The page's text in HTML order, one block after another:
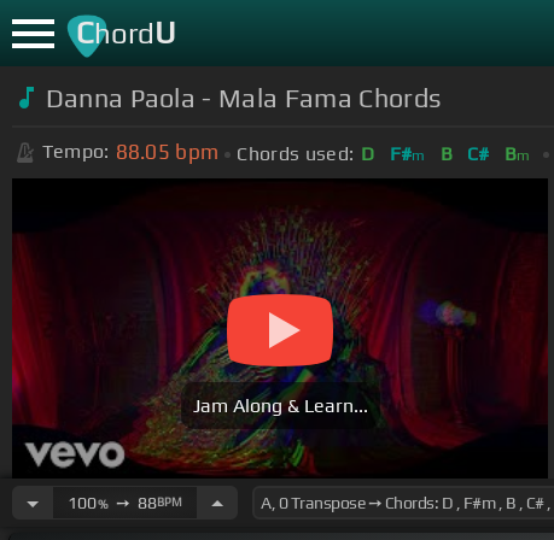
ChordU
Danna Paola - Mala Fama Chords
Tempo: 88.05 bpm Chords used: D F#m B C# Bm
Jam Along & Learn...
100%➙ 88BPM